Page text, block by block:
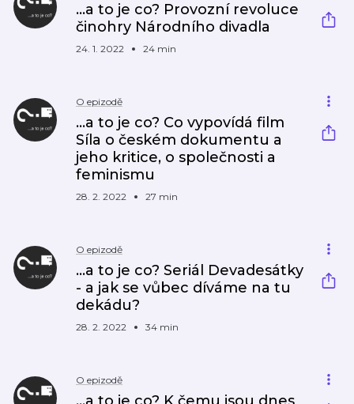
...a to je co? Provozní revoluce
činohry Národního divadla
24. 1. 2022 24 min
O epizodě
...a to je co? Co vypovídá film
Síla o českém dokumentu a
jeho kritice, o společnosti a
feminismu
28. 2. 2022 27 min
O epizodě
...a to je co? Seriál Devadesátky
- a jak se vůbec díváme na tu
dekádu?
28. 2. 2022 34 min
O epizodě